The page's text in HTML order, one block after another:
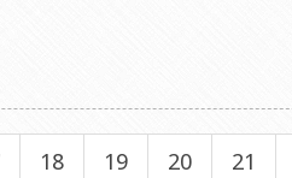
18 19 20 21